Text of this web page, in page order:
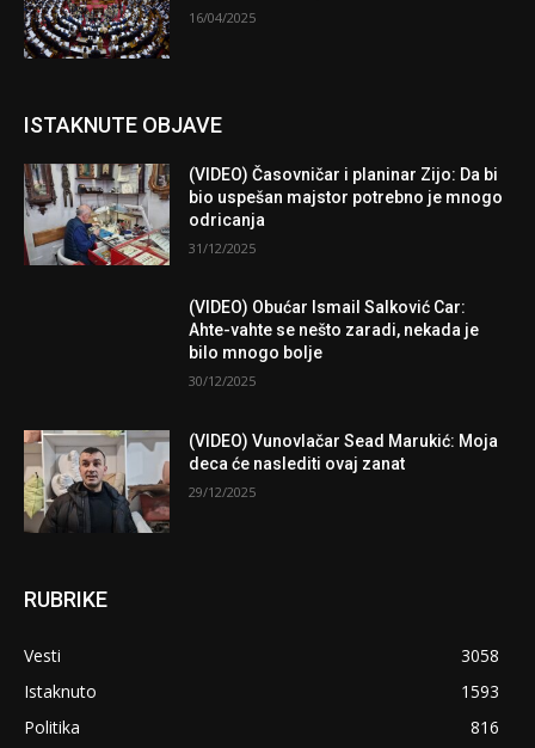
16/04/2025
ISTAKNUTE OBJAVE
(VIDEO) Časovničar i planinar Zijo: Da bi
bio uspešan majstor potrebno je mnogo
odricanja
31/12/2025
(VIDEO) Obućar Ismail Salković Car:
Ahte-vahte se nešto zaradi, nekada je
bilo mnogo bolje
30/12/2025
(VIDEO) Vunovlačar Sead Marukić: Moja
deca će naslediti ovaj zanat
29/12/2025
RUBRIKE
Vesti
3058
Istaknuto
1593
Politika
816